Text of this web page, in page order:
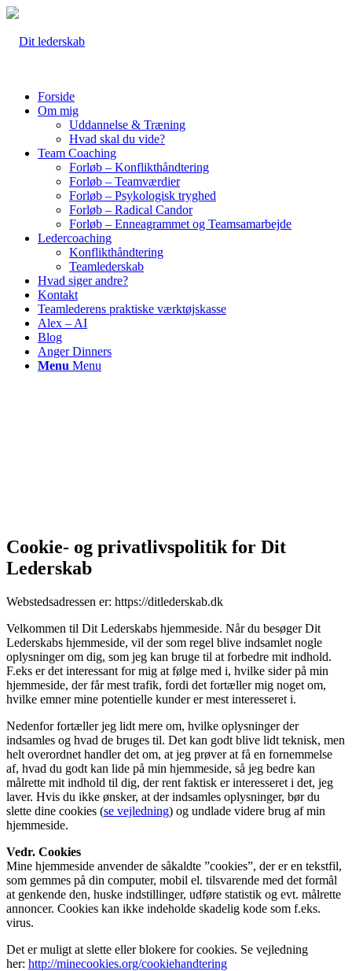
Forside
Om mig
Uddannelse & Træning
Hvad skal du vide?
Team Coaching
Forløb – Konflikthåndtering
Forløb – Teamværdier
Forløb – Psykologisk tryghed
Forløb – Radical Candor
Forløb – Enneagrammet og Teamsamarbejde
Ledercoaching
Konflikthåndtering
Teamlederskab
Hvad siger andre?
Kontakt
Teamlederens praktiske værktøjskasse
Alex – AI
Blog
Anger Dinners
Menu Menu
Cookie- og privatlivspolitik for Dit
Lederskab
Webstedsadressen er: https://ditlederskab.dk
Velkommen til Dit Lederskabs hjemmeside. Når du besøger Dit
Lederskabs hjemmeside, vil der som regel blive indsamlet nogle
oplysninger om dig, som jeg kan bruge til at forbedre mit indhold.
F.eks er det interessant for mig at følge med i, hvilke sider på min
hjemmeside, der får mest trafik, fordi det fortæller mig noget om,
hvilke emner mine potentielle kunder er mest interesseret i.
Nedenfor fortæller jeg lidt mere om, hvilke oplysninger der
indsamles og hvad de bruges til. Det kan godt blive lidt teknisk, men
helt overordnet handler det om, at jeg prøver at få en fornemmelse
af, hvad du godt kan lide på min hjemmeside, så jeg bedre kan
målrette mit indhold til dig, der rent faktisk er interesseret i det, jeg
laver. Hvis du ikke ønsker, at der indsamles oplysninger, bør du
slette dine cookies (se vejledning) og undlade videre brug af min
hjemmeside.
Vedr. Cookies
Mine hjemmeside anvender de såkaldte ”cookies”, der er en tekstfil,
som gemmes på din computer, mobil el. tilsvarende med det formål
at genkende den, huske indstillinger, udføre statistik og evt. målrette
annoncer. Cookies kan ikke indeholde skadelig kode som f.eks.
virus.
Det er muligt at slette eller blokere for cookies. Se vejledning
her: http://minecookies.org/cookiehandtering